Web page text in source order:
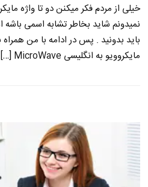
خیلی از مردم فکر میکنن دو تا واژه
نمیدونم شاید بخاطر تشابه اسمی
باید بدونید . پس در ادامه با من همراه
مایکروویو به انگلیسی MicroWave […]